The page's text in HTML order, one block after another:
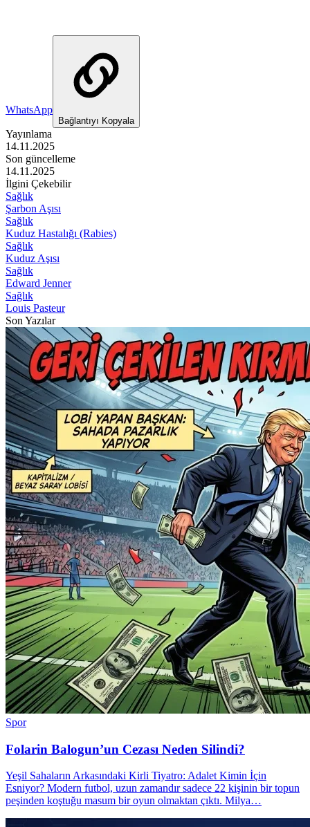
WhatsApp
Bağlantıyı Kopyala
Yayınlama
14.11.2025
Son güncelleme
14.11.2025
İlgini Çekebilir
Sağlık
Şarbon Aşısı
Sağlık
Kuduz Hastalığı (Rabies)
Sağlık
Kuduz Aşısı
Sağlık
Edward Jenner
Sağlık
Louis Pasteur
Son Yazılar
Spor
Folarin Balogun’un Cezası Neden Silindi?
Yeşil Sahaların Arkasındaki Kirli Tiyatro: Adalet Kimin İçin
Esniyor? Modern futbol, uzun zamandır sadece 22 kişinin bir topun
peşinden koştuğu masum bir oyun olmaktan çıktı. Milya…